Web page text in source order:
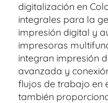
digitalización en
integrales para la
impresión digital y
impresoras
integran impresión
avanzada y
flujos de trabajo en
también